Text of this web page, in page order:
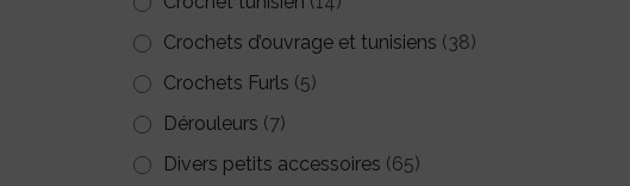
Crochets d’ouvrage et tunisiens (38)
Crochets Furls (5)
Dérouleurs (7)
Divers petits accessoires (65)